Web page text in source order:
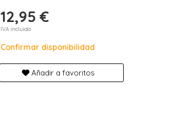
12,95 €
IVA incluido
Confirmar disponibilidad
Añadir a favoritos